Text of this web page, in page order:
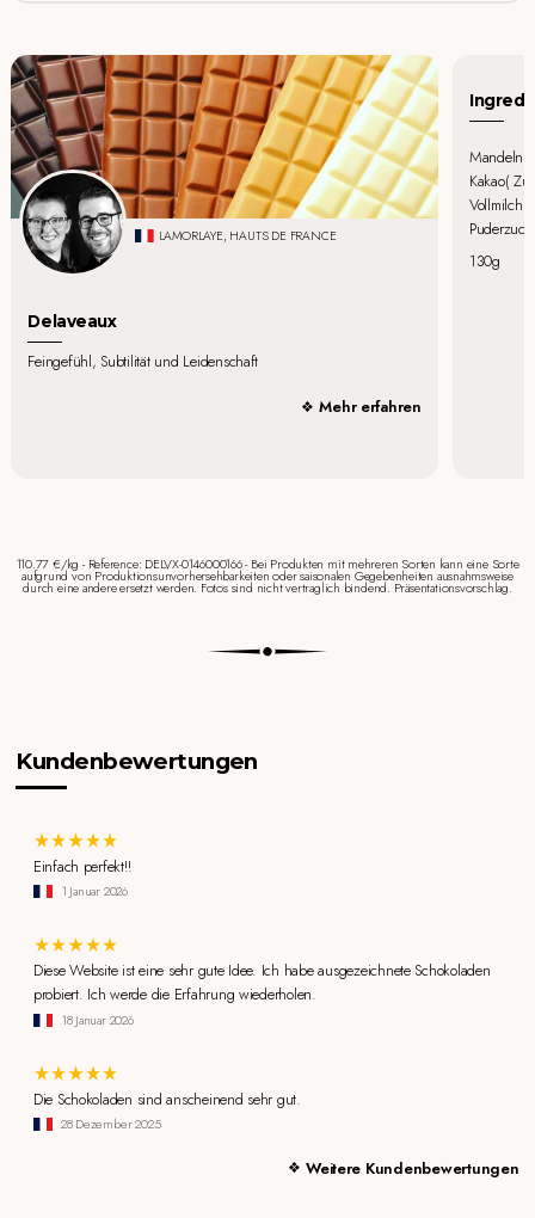
LAMORLAYE, HAUTS DE FRANCE
Delaveaux
Feingefühl, Subtilität und Leidenschaft
Mehr erfahren
Mandeln,
Kakao(
130g
110.77 €/kg - Reference: DELVX-0146000166 - Bei Produkten mit mehreren Sorten kann eine Sorte
aufgrund von Produktionsunvorhersehbarkeiten oder saisonalen Gegebenheiten ausnahmsweise
durch eine andere ersetzt werden. Fotos sind nicht vertraglich bindend. Präsentationsvorschlag.
Kundenbewertungen
Einfach perfekt!!
1 Januar 2026
Diese Website ist eine sehr gute Idee. Ich habe ausgezeichnete Schokoladen
probiert. Ich werde die Erfahrung wiederholen.
18 Januar 2026
Die Schokoladen sind anscheinend sehr gut.
28 Dezember 2025
Weitere Kundenbewertungen